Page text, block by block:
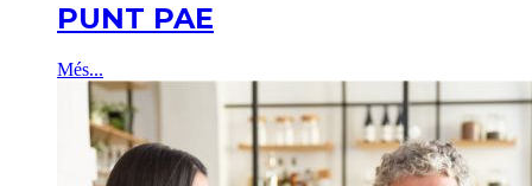
PUNT PAE
Més...